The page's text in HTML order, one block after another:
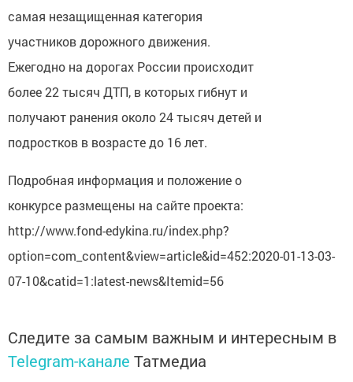
самая незащищенная категория
участников дорожного движения.
Ежегодно на дорогах России происходит
более 22 тысяч ДТП, в которых гибнут и
получают ранения около 24 тысяч детей и
подростков в возрасте до 16 лет.
Подробная информация и положение о
конкурсе размещены на сайте проекта:
http://www.fond-edykina.ru/index.php?
option=com_content&view=article&id=452:2020-01-13-03-
07-10&catid=1:latest-news&Itemid=56
Следите за самым важным и интересным в
Telegram-канале Татмедиа